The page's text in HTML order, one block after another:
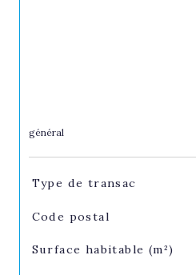
général
TRAD_SIROCCO_Caracteristique
Type de transac
Code postal
Surface habitable (m²)